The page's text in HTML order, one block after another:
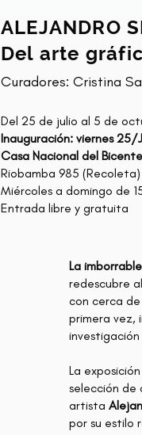
ALEJANDRO
Del arte
Curadores: Cristina
Del 25 de julio al 5 de
Inauguración: viernes 25/
Casa Nacional del
Riobamba 985
Miércoles a domingo de
Entrada libre y gratuita
La
redescubre
con cerca de
primera vez,
La exposición
selección de
artista
por su estilo